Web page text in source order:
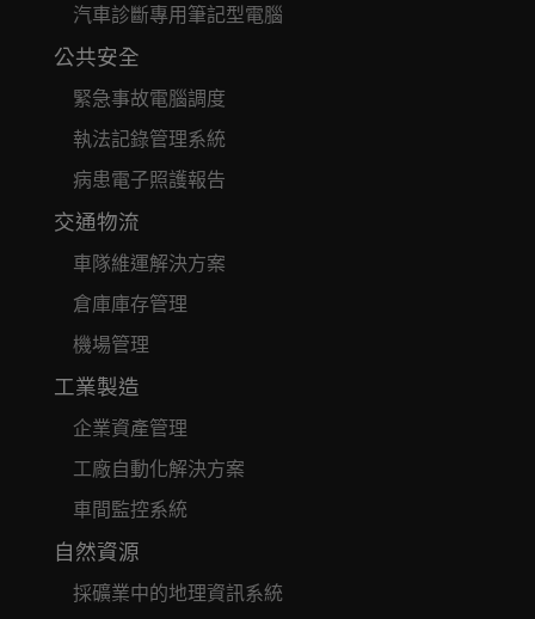
汽車診斷專用筆記型電腦
公共安全
緊急事故電腦調度
執法記錄管理系統
病患電子照護報告
交通物流
車隊維運解決方案
倉庫庫存管理
機場管理
工業製造
企業資產管理
工廠自動化解決方案
車間監控系統
自然資源
採礦業中的地理資訊系統